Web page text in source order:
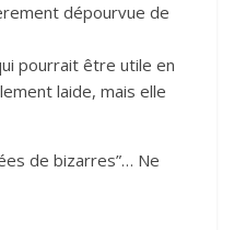
dépourvue de
pourrait être utile en
laide, mais elle
de bizarres”… Ne